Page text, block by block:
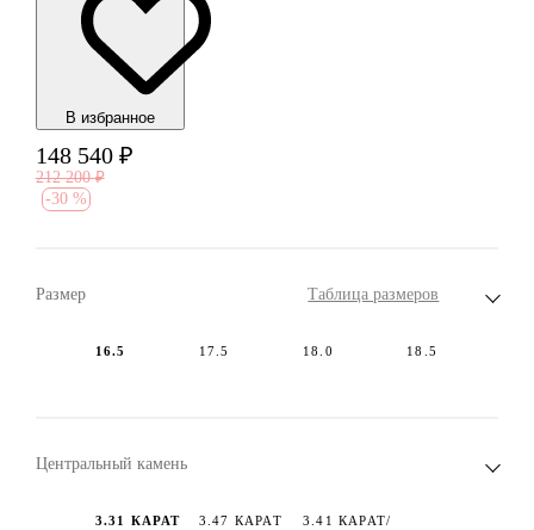
В избранноe
148 540 ₽
212 200 ₽
-30 %
Размер Таблица размеров
16.5 17.5 18.0 18.5
Центральный камень
3.31 КАРАТ 3.47 КАРАТ
3.41 КАРАТ/